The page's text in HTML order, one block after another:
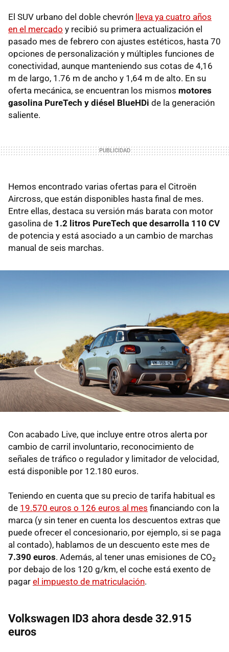
El SUV urbano del doble chevrón lleva ya cuatro años
en el mercado y recibió su primera actualización el
pasado mes de febrero con ajustes estéticos, hasta 70
opciones de personalización y múltiples funciones de
conectividad, aunque manteniendo sus cotas de 4,16
m de largo, 1.76 m de ancho y 1,64 m de alto. En su
oferta mecánica, se encuentran los mismos motores
gasolina PureTech y diésel BlueHDi de la generación
saliente.
Hemos encontrado varias ofertas para el Citroën
Aircross, que están disponibles hasta final de mes.
Entre ellas, destaca su versión más barata con motor
gasolina de 1.2 litros PureTech que desarrolla 110 CV
de potencia y está asociado a un cambio de marchas
manual de seis marchas.
Con acabado Live, que incluye entre otros alerta por
cambio de carril involuntario, reconocimiento de
señales de tráfico o regulador y limitador de velocidad,
está disponible por 12.180 euros.
Teniendo en cuenta que su precio de tarifa habitual es
de 19.570 euros o 126 euros al mes financiando con la
marca (y sin tener en cuenta los descuentos extras que
puede ofrecer el concesionario, por ejemplo, si se paga
al contado), hablamos de un descuento este mes de
7.390 euros. Además, al tener unas emisiones de CO₂
por debajo de los 120 g/km, el coche está exento de
pagar el impuesto de matriculación.
Volkswagen ID3 ahora desde 32.915
euros